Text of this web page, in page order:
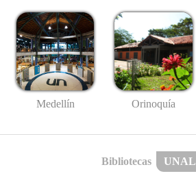
Medellín Orinoquía
Bibliotecas UNAL